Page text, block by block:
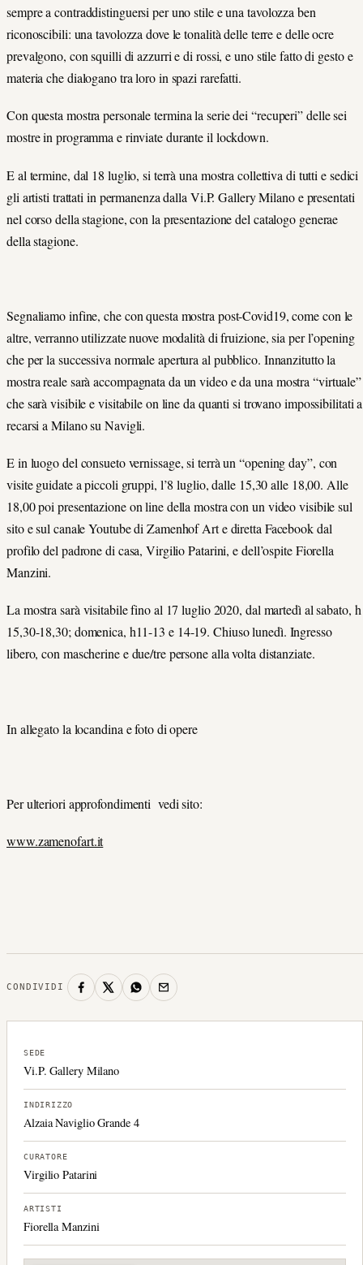
sempre a contraddistinguersi per uno stile e una tavolozza ben
riconoscibili: una tavolozza dove le tonalità delle terre e delle ocre
prevalgono, con squilli di azzurri e di rossi, e uno stile fatto di gesto e
materia che dialogano tra loro in spazi rarefatti.
Con questa mostra personale termina la serie dei “recuperi” delle sei
mostre in programma e rinviate durante il lockdown.
E al termine, dal 18 luglio, si terrà una mostra collettiva di tutti e sedici
gli artisti trattati in permanenza dalla Vi.P. Gallery Milano e presentati
nel corso della stagione, con la presentazione del catalogo generae
della stagione.
Segnaliamo infine, che con questa mostra post-Covid19, come con le
altre, verranno utilizzate nuove modalità di fruizione, sia per l’opening
che per la successiva normale apertura al pubblico. Innanzitutto la
mostra reale sarà accompagnata da un video e da una mostra “virtuale”
che sarà visibile e visitabile on line da quanti si trovano impossibilitati a
recarsi a Milano su Navigli.
E in luogo del consueto vernissage, si terrà un “opening day”, con
visite guidate a piccoli gruppi, l’8 luglio, dalle 15,30 alle 18,00. Alle
18,00 poi presentazione on line della mostra con un video visibile sul
sito e sul canale Youtube di Zamenhof Art e diretta Facebook dal
profilo del padrone di casa, Virgilio Patarini, e dell’ospite Fiorella
Manzini.
La mostra sarà visitabile fino al 17 luglio 2020, dal martedì al sabato, h
15,30-18,30; domenica, h11-13 e 14-19. Chiuso lunedì. Ingresso
libero, con mascherine e due/tre persone alla volta distanziate.
In allegato la locandina e foto di opere
Per ulteriori approfondimenti vedi sito:
www.zamenofart.it
CONDIVIDI
SEDE
Vi.P. Gallery Milano
INDIRIZZO
Alzaia Naviglio Grande 4
CURATORE
Virgilio Patarini
ARTISTI
Fiorella Manzini